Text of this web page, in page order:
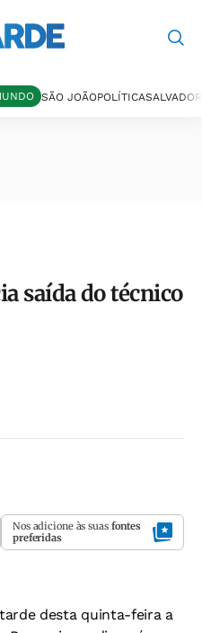
SÃO JOÃOPOLÍTICASALVADOR
saída do técnico
Nos adicione às suas fontes
preferidas
desta quinta-feira a